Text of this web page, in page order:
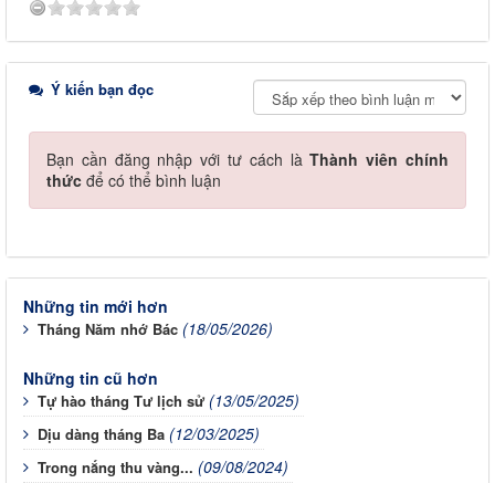
Ý kiến bạn đọc
Bạn cần đăng nhập với tư cách làThành viên chính
thức để có thể bình luận
Những tin mới hơn
Tháng Năm nhớ Bác (18/05/2026)
Những tin cũ hơn
Tự hào tháng Tư lịch sử (13/05/2025)
Dịu dàng tháng Ba (12/03/2025)
Trong nắng thu vàng... (09/08/2024)